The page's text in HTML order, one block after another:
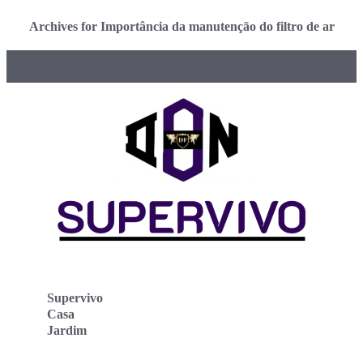
Archives for Importância da manutenção do filtro de ar
Supervivo
Casa
Jardim